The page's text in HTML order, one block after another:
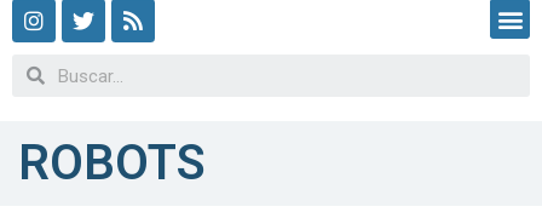
ROBOTS